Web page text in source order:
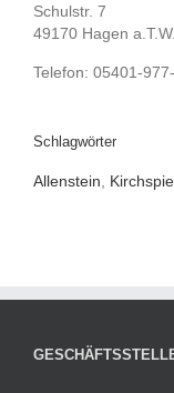
Schulstr. 7
49170 Hagen a.T.W.
Telefon: 05401-
Schlagwörter
Allenstein